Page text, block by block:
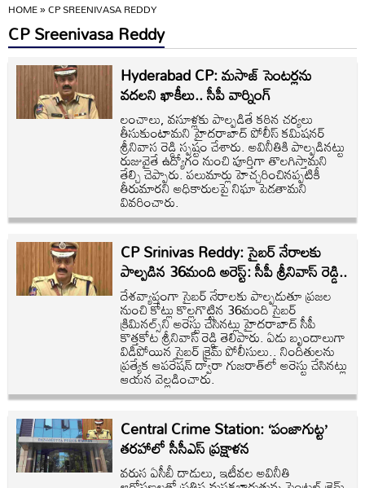
HOME»CP SREENIVASA REDDY
CP Sreenivasa Reddy
Hyderabad CP: మసాజ్ సెంటర్లను
వదలని ఖాకీలు.. సీపీ వార్నింగ్
లంచాలు, వసూళ్లకు పాల్పడితే కఠిన చర్యలు
తీసుకుంటామని హైదరాబాద్ పోలీస్ కమిషనర్
శ్రీనివాస రెడ్డి స్పష్టం చేశారు. అవినీతికి పాల్పడినట్టు
రుజువైతే ఉద్యోగం నుంచి పూర్తిగా తొలగిస్తామని
తేల్చి చెప్పారు. పలుమార్లు హెచ్చరించినప్పటికీ
తీరుమారని అధికారులపై నిఘా పెడతామని
వివరించారు.
CP Srinivas Reddy: సైబర్ నేరాలకు
పాల్పడిన 36మంది అరెస్ట్: సీపీ శ్రీనివాస్ రెడ్డి..
దేశవ్యాప్తంగా సైబర్ నేరాలకు పాల్పడుతూ ప్రజల
నుంచి కోట్లు కొల్లగొట్టిన 36మంది సైబర్
క్రిమినల్స్‌ని అరెస్టు చేసినట్లు హైదరాబాద్ సీపీ
కొత్తకోట శ్రీనివాస్ రెడ్డి తెలిపారు. ఏడు బృందాలుగా
విడిపోయిన సైబర్ క్రైమ్ పోలీసులు.. నిందితులను
ప్రత్యేక ఆపరేషన్ ద్వారా గుజరాత్‌లో అరెస్టు చేసినట్లు
ఆయన వెల్లడించారు.
Central Crime Station: ‘పంజాగుట్ట’
తరహాలో సీసీఎస్‌ ప్రక్షాళన
వరుస ఏసీబీ దాడులు, ఇటీవల అవినీతి